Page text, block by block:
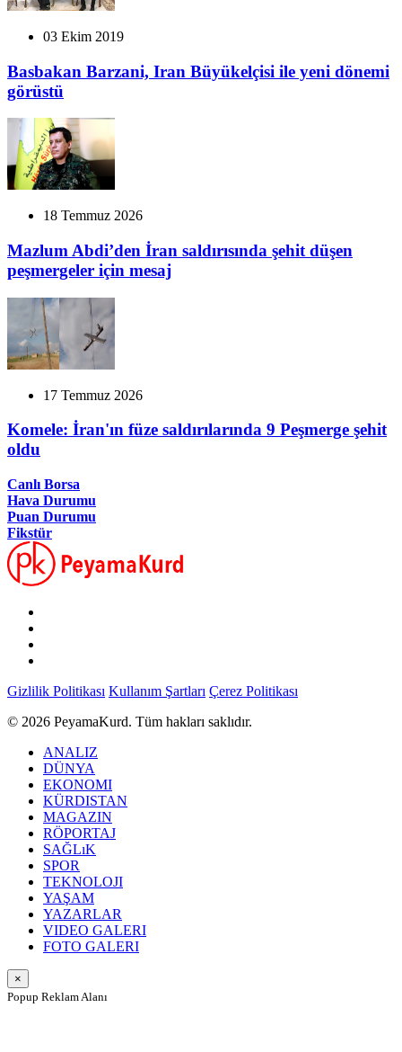
03 Ekim 2019
Basbakan Barzani, Iran Büyükelçisi ile yeni dönemi
görüstü
18 Temmuz 2026
Mazlum Abdi’den İran saldırısında şehit düşen
peşmergeler için mesaj
17 Temmuz 2026
Komele: İran'ın füze saldırılarında 9 Peşmerge şehit
oldu
Canlı Borsa
Hava Durumu
Puan Durumu
Fikstür
Gizlilik Politikası Kullanım Şartları Çerez Politikası
© 2026 PeyamaKurd. Tüm hakları saklıdır.
ANALIZ
DÜNYA
EKONOMI
KÜRDISTAN
MAGAZIN
RÖPORTAJ
SAĞLıK
SPOR
TEKNOLOJI
YAŞAM
YAZARLAR
VIDEO GALERI
FOTO GALERI
×
Popup Reklam Alanı